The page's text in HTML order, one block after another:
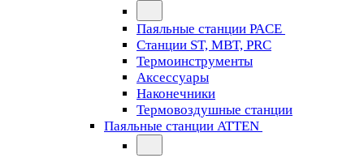
Паяльные станции PACE
Станции ST, MBT, PRC
Термоинструменты
Аксессуары
Наконечники
Термовоздушные станции
Паяльные станции ATTEN